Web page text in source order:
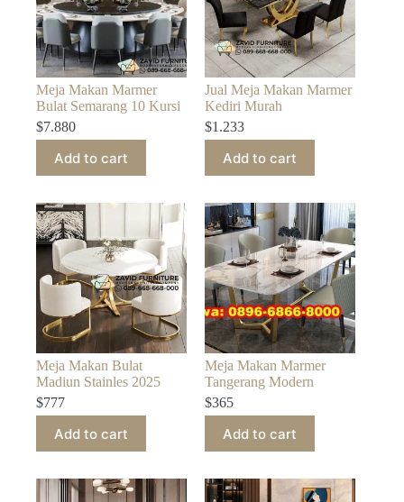
Meja Makan Marmer
Bulat Semarang 10 Kursi
$7.880
Add to cart
Jual Meja Makan Marmer
Kediri Murah
$1.233
Add to cart
Meja Makan Bulat
Madiun Stainles 2025
$777
Add to cart
Meja Makan Marmer
Tangerang Modern
$365
Add to cart